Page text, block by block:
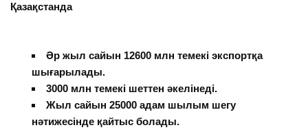
Қазақстанда
Әр жыл сайын 12600 млн темекі экспортқа
шығарылады.
3000 млн темекі шеттен әкелінеді.
Жыл сайын 25000 адам шылым шегу
нәтижесінде қайтыс болады.